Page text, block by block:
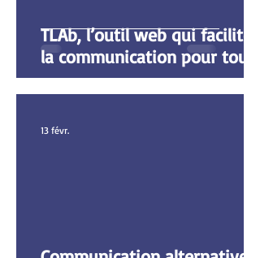
TLAb, l’outil web qui facilite
la communication pour tous
13 févr.